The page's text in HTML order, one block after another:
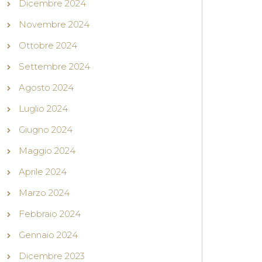
Dicembre 2024
Novembre 2024
Ottobre 2024
Settembre 2024
Agosto 2024
Luglio 2024
Giugno 2024
Maggio 2024
Aprile 2024
Marzo 2024
Febbraio 2024
Gennaio 2024
Dicembre 2023